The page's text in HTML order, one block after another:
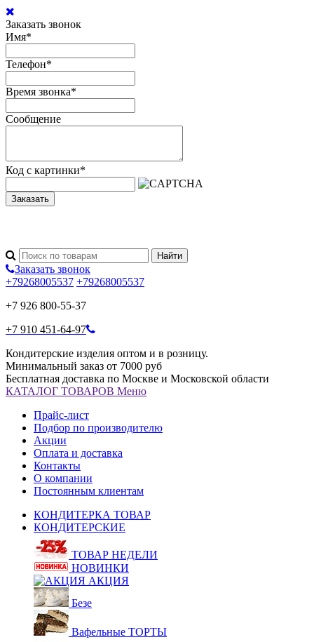
Заказать звонок
Имя*
Телефон*
Время звонка*
Сообщение
Код с картинки*
Заказать
Заказать звонок
+79268005537 +79268005537
+7 926 800-55-37
+7 910 451-64-97
Кондитерские изделия оптом и в розницу.
Минимальный заказ от 7000 руб
Бесплатная доставка по Москве и Московской области
КАТАЛОГ ТОВАРОВ Меню
Прайс-лист
Подбор по производителю
Акции
Оплата и доставка
Контакты
О компании
Постоянным клиентам
КОНДИТЕРКА ТОВАР
КОНДИТЕРСКИЕ
ТОВАР НЕДЕЛИ
НОВИНКИ
АКЦИЯ
Безе
Вафельные ТОРТЫ